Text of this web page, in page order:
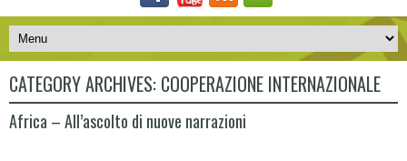
CATEGORY ARCHIVES: COOPERAZIONE INTERNAZIONALE
Africa – All’ascolto di nuove narrazioni